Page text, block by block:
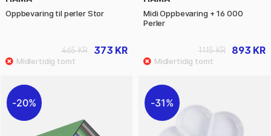
Oppbevaring til perler Stor
373 KR
465 KR
Midi Oppbevaring + 16 000
Perler
893 KR
1115 KR
20% 31%